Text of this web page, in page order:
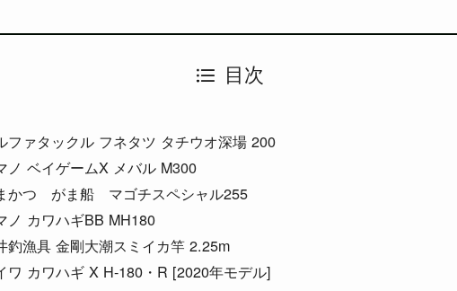
目次
ファタックル フネタツ タチウオ深場 200
ノ ベイゲームX メバル M300
かつ がま船 マゴチスペシャル255
ノ カワハギBB MH180
釣漁具 金剛大潮スミイカ竿 2.25m
ワ カワハギ X H-180・R [2020年モデル]